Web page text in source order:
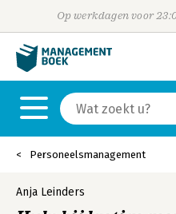
Op werkdagen voor
Personeelsmanagement
Anja Leinders